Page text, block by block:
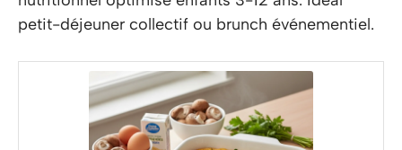
petit-déjeuner collectif ou brunch événementiel.